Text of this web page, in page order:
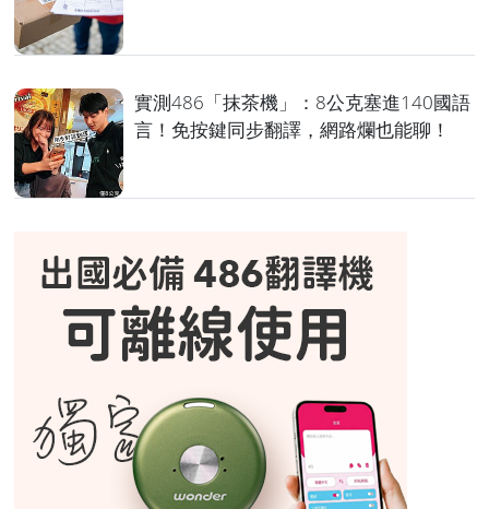
實測486「抹茶機」：8公克塞進140國語
言！免按鍵同步翻譯，網路爛也能聊！